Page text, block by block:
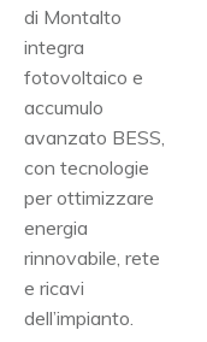
di Montalto
integra
fotovoltaico e
accumulo
avanzato BESS,
con tecnologie
per ottimizzare
energia
rinnovabile, rete
e ricavi
dell’impianto.